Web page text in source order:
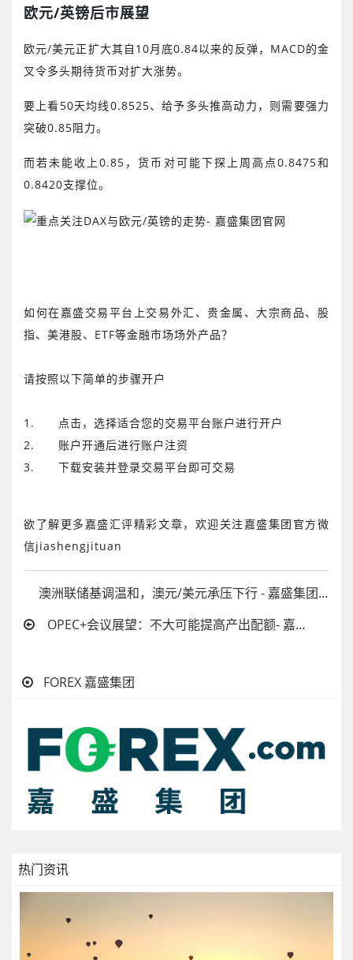
欧元/英镑后市展望
欧元/美元正扩大其自 10月底0.84以来的反弹， MACD的金
叉令多头期待货币对扩大涨势。
要上看50天均线0.8525、给予多头推高动力，则需要强力
突破0.85阻力。
而若未能收上0.85 ，货币对可能下探上周高点0.8475和
0.8420支撑位。
如何在嘉盛交易平台上交易外汇、贵金属、大宗商品、股
指、美港股、 ETF等金融市场场外产品？
请按照以下简单的步骤开户
1. 点击，选择适合您的交易平台账户进行开户
2. 账户开通后进行账户注资
3. 下载安装并登录交易平台即可交易
欲了解更多嘉盛汇评精彩文章，欢迎关注嘉盛集团官方微
信jiashengjituan
澳洲联储基调温和，澳元/美元承压下行 - 嘉盛集团官网
OPEC+会议展望：不大可能提高产出配额- 嘉盛集团官网
FOREX 嘉盛集团
热门资讯